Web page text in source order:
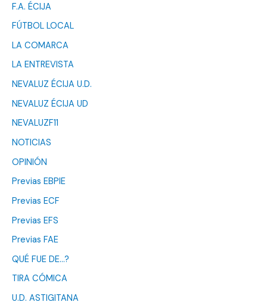
F.A. ÉCIJA
FÚTBOL LOCAL
LA COMARCA
LA ENTREVISTA
NEVALUZ ÉCIJA U.D.
NEVALUZ ÉCIJA UD
NEVALUZF11
NOTICIAS
OPINIÓN
Previas EBPIE
Previas ECF
Previas EFS
Previas FAE
QUÉ FUE DE…?
TIRA CÓMICA
U.D. ASTIGITANA